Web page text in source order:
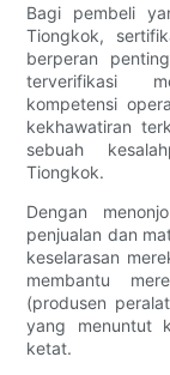
Bagi pembeli
Tiongkok,
berperan
terverifikasi
kompetensi
kekhawatiran
sebuah
Tiongkok.
Dengan
penjualan dan
keselarasan
membantu
(produsen
yang menuntut
ketat.